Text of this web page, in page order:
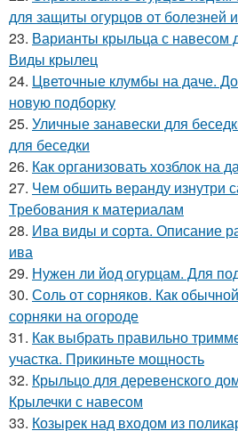
для защиты огурцов от болезней
23. Варианты крыльца с навесом
Виды крылец
24. Цветочные клумбы на даче.
новую подборку
25. Уличные занавески для
для беседки
26. Как организовать хозблок на
27. Чем обшить веранду изнутри
Требования к материалам
28. Ива виды и сорта. Описание
ива
29. Нужен ли йод огурцам. Для
30. Соль от сорняков. Как
сорняки на огороде
31. Как выбрать правильно
участка. Прикиньте мощность
32. Крыльцо для деревенского
Крылечки с навесом
33. Козырек над входом из